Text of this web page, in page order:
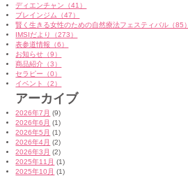
ディエンチャン（41）
ブレインジム（47）
賢く生きる女性のための自然療法フェスティバル（85）
IMSIだより（273）
表参道情報（6）
お知らせ（9）
商品紹介（3）
セラピー（0）
イベント（2）
アーカイブ
2026年7月 (9)
2026年6月 (1)
2026年5月 (1)
2026年4月 (2)
2026年3月 (2)
2025年11月 (1)
2025年10月 (1)